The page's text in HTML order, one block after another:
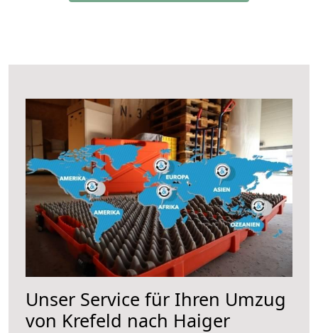
Unser Service für Ihren Umzug
von Krefeld nach Haiger